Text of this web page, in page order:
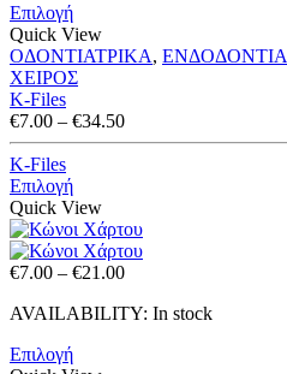
Επιλογή
Quick View
ΟΔΟΝΤΙΑΤΡΙΚΑ, ΕΝΔΟΔΟΝΤΙΑ
ΧΕΙΡΟΣ
K-Files
€7.00 – €34.50Price
range:
K-Files
Επιλογή
Quick View
€7.00 – €21.00Price
€7.00
AVAILABILITY: In stock
Επιλογή